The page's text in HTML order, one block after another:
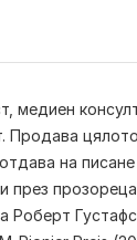
медиен
Продава
на
Роберт